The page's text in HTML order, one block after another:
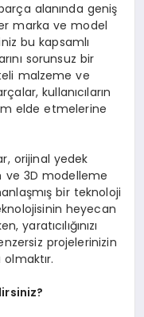
alanında geniş
marka ve model
bu kapsamlı
sorunsuz bir
malzeme ve
kullanıcıların
elde etmelerine
orijinal yedek
ve 3D modelleme
bir teknoloji
heyecan
yaratıcılığınızı
projelerinizin